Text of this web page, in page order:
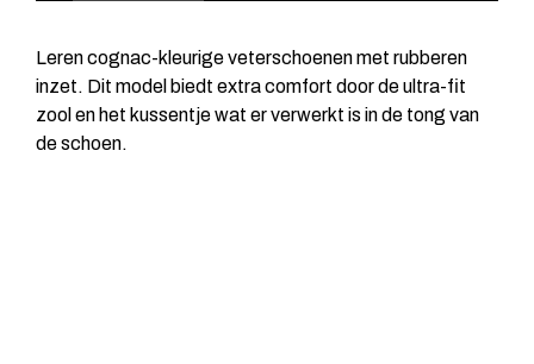
Leren cognac-kleurige veterschoenen met rubberen
inzet. Dit model biedt extra comfort door de ultra-fit
zool en het kussentje wat er verwerkt is in de tong van
de schoen.